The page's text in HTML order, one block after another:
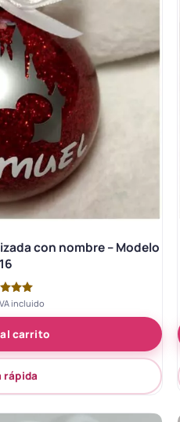
con nombre – Modelo
16
5
incluido
carrito
rápida